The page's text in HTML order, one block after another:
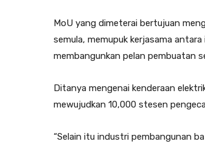
MoU yang dimeterai bertujuan
semula, memupuk kerjasama
membangunkan pelan pembuatan
Ditanya mengenai kenderaan
mewujudkan 10,000 stesen
“Selain itu industri pembangunan